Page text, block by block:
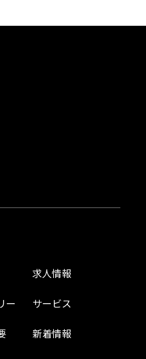
求人情報
ー サービス
新着情報